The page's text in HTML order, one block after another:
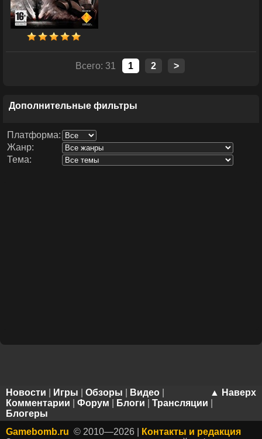
Всего: 31 1 2 >
Дополнительные фильтры
Платформа:
Жанр:
Тема:
▲ Наверх
Новости Игры Обзоры Видео
Комментарии
Форум Блоги Трансляции
Блогеры
Gamebomb.ru © 2010—2026 |
Контакты и редакция